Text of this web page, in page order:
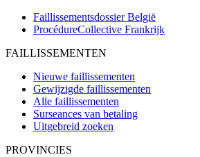
Faillissementsdossier België
ProcédureCollective Frankrijk
FAILLISSEMENTEN
Nieuwe faillissementen
Gewijzigde faillissementen
Alle faillissementen
Surseances van betaling
Uitgebreid zoeken
PROVINCIES